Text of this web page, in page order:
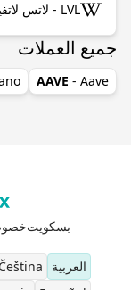
LVL - لاتس لاتفيا على ويكيبيديا
جميع العملات
AAVE - Aave
بسكويت
العربية
Čeština